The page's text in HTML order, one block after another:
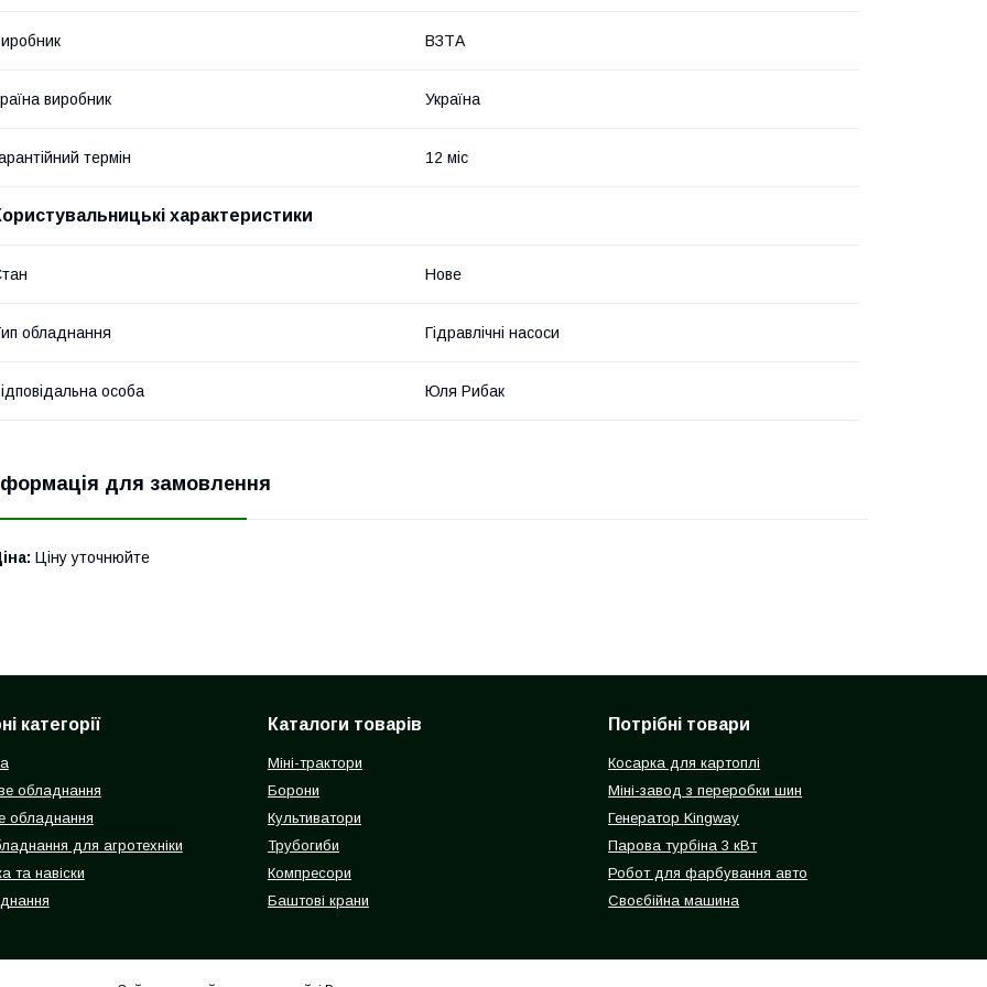
ВЗТА
виробник Україна
термін 12 міс
характеристики
Нове
обладнання Гідравлічні насоси
особа Юля Рибак
для замовлення
Ціну уточнюйте
категорії
обладнання
обладнання
для агротехніки
та навіски
Каталоги товарів
Міні-трактори
Борони
Культиватори
Трубогиби
Компресори
Баштові крани
Потрібні товари
Косарка для картоплі
Міні-завод з переробки шин
Генератор Kingway
Парова турбіна 3 кВт
Робот для фарбування авто
Своєбійна машина